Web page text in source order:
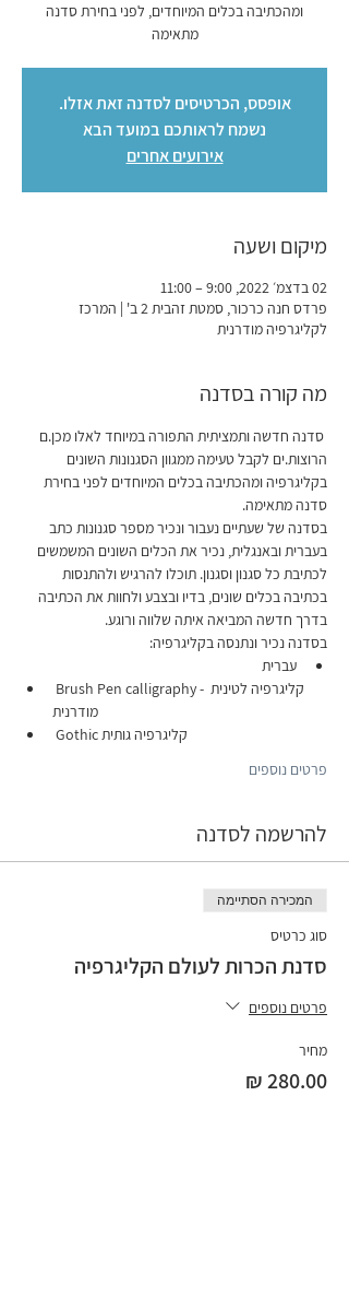
ומהכתיבה בכלים המיוחדים, לפני בחירת סדנה
מתאימה
אופסס, הכרטיסים לסדנה זאת אזלו.
נשמח לראותכם במועד הבא
אירועים אחרים
מיקום ושעה
02 בדצמ׳ 2022, 9:00 – 11:00
פרדס חנה כרכור, סמטת זהבית 2 ב' | המרכז
לקליגרפיה מודרנית
מה קורה בסדנה
סדנה חדשה ותמציתית התפורה במיוחד לאלו מכן.ם
הרוצות.ים לקבל טעימה ממגוון הסגנונות השונים
בקליגרפיה ומהכתיבה בכלים המיוחדים לפני בחירת
סדנה מתאימה.
בסדנה של שעתיים נעבור ונכיר מספר סגנונות כתב
בעברית ובאנגלית, נכיר את הכלים השונים המשמשים
לכתיבת כל סגנון וסגנון. תוכלו להרגיש ולהתנסות
בכתיבה בכלים שונים, בדיו ובצבע ולחוות את הכתיבה
בדרך חדשה המביאה איתה שלווה ורוגע.
בסדנה נכיר ונתנסה בקליגרפיה:
עברית
Brush Pen calligraphy - קליגרפיה לטינית
מודרנית
Gothic קליגרפיה גותית
פרטים נוספים
להרשמה לסדנה
המכירה הסתיימה
סוג כרטיס
סדנת הכרות לעולם הקליגרפיה
פרטים נוספים
מחיר